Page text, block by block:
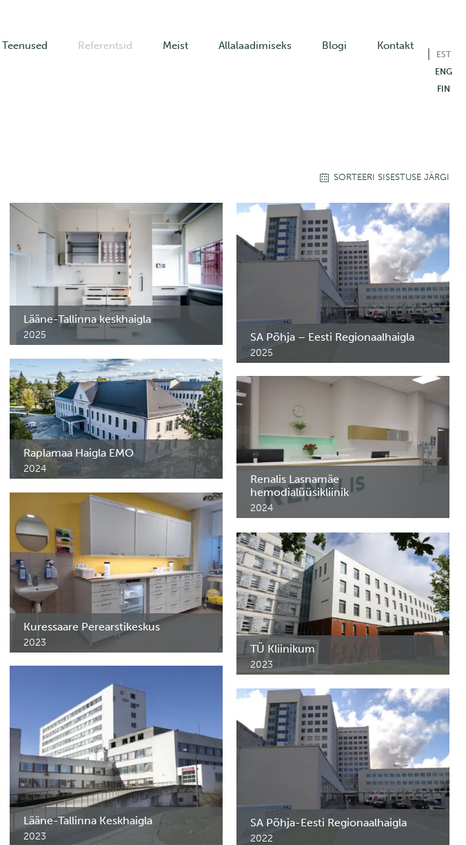
Teenused Referentsid Meist Allalaadimiseks Blogi Kontakt
EST
ENG
FIN
SORTEERI SISESTUSE JÄRGI
Lääne-Tallinna keskhaigla
2025
Ravimikapid protseduuriruumi ja
intensiivravipalatisse.
SA Põhja – Eesti Regionaalhaigla
2025
Ravimikapid ja FlexShelf riiulid intensiivravi
osakonda.
Raplamaa Haigla EMO
2024
Ravimikapid Raplamaa Haigla erakorralise
meditsiini osakonda.
Renalis Lasnamäe
hemodialüüsikliinik
2024
Renalis Lasnamäe hemodialüüsikliiniku
erimööbel
Kuressaare Perearstikeskus
2023
Ravimikapid Kuressaare Perearstikeskusele TÜ Kliinikum
2023
Ravimikapid, erimööbel ja riiulid TÜ
Kliinikumi C, M ja G1 korpustesse.
Lääne-Tallinna Keskhaigla
2023
SA Põhja-Eesti Regionaalhaigla
2022